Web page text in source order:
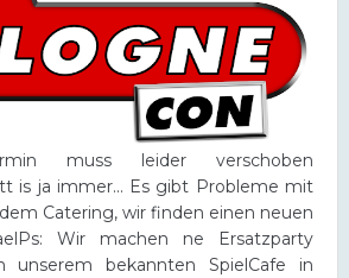
muss leider verschoben
is ja immer... Es gibt Probleme mit
Catering, wir finden einen neuen
Wir machen ne Ersatzparty
unserem bekannten SpielCafe in